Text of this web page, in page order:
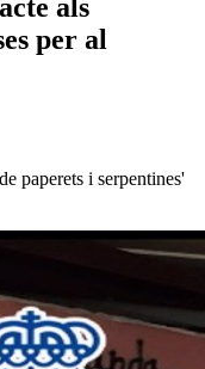
als
per al
paperets i serpentines'